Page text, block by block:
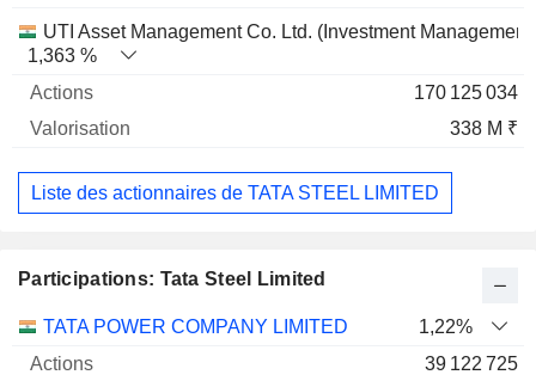
UTI Asset Management Co. Ltd. (Investment Management)
1,363 %
170 125 034
338 M ₹
Liste des actionnaires de TATA STEEL LIMITED
Participations: Tata Steel Limited
Nom Actions % Valorisation
TATA POWER COMPANY LIMITED
1,22%
39 122 725